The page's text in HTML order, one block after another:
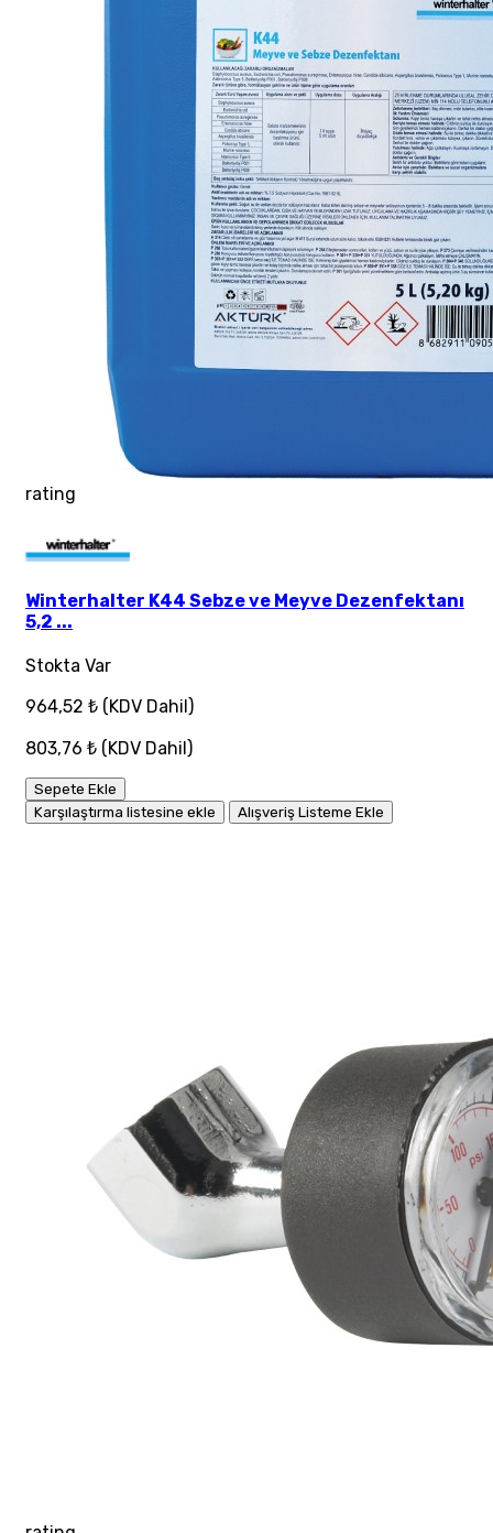
rating
Winterhalter K44 Sebze ve Meyve Dezenfektanı
5,2 ...
Stokta Var
964,52 ₺ (KDV Dahil)
803,76 ₺ (KDV Dahil)
Sepete Ekle
Karşılaştırma listesine ekle
Alışveriş Listeme Ekle